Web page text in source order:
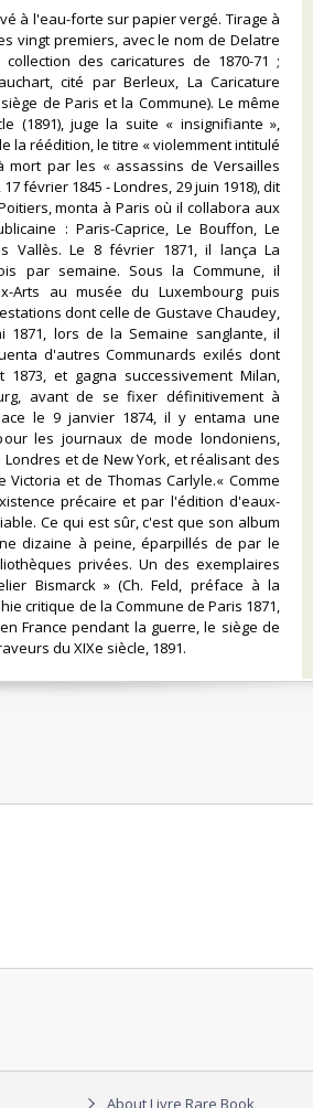
à l'eau-forte sur papier vergé. Tirage à
vingt premiers, avec le nom de Delatre
des caricatures de 1870-71 ;
cité par Berleux, La Caricature
de Paris et la Commune). Le même
(1891), juge la suite « insignifiante »,
la réédition, le titre « violemment intitulé
par les « assassins de Versailles
février 1845 - Londres, 29 juin 1918), dit
monta à Paris où il collabora aux
: Paris-Caprice, Le Bouffon, Le
Vallès. Le 8 février 1871, il lança La
par semaine. Sous la Commune, il
Arts au musée du Luxembourg puis
dont celle de Gustave Chaudey,
1871, lors de la Semaine sanglante, il
d'autres Communards exilés dont
et gagna successivement Milan,
avant de se fixer définitivement à
le 9 janvier 1874, il y entama une
les journaux de mode londoniens,
et de New York, et réalisant des
et de Thomas Carlyle.« Comme
précaire et par l'édition d'eaux-
Ce qui est sûr, c'est que son album
dizaine à peine, éparpillés de par le
privées. Un des exemplaires
Bismarck » (Ch. Feld, préface à la
critique de la Commune de Paris 1871,
France pendant la guerre, le siège de
du XIXe siècle, 1891.
About Livre Rare Book